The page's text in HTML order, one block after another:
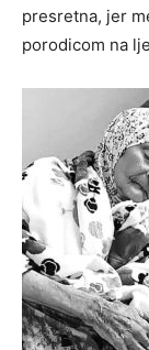
presretna, jer
porodicom na